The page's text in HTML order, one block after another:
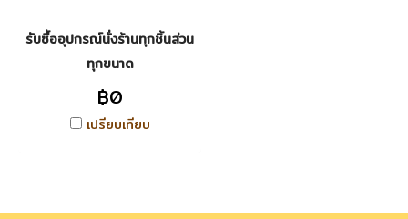
รับซื้ออุปกรณ์นั่งร้านทุกชิ้นส่วน
ทุกขนาด
฿0
เปรียบเทียบ